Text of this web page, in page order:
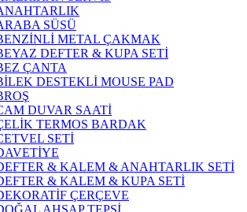
SÜSÜ
METAL ÇAKMAK
DEFTER & KUPA SETİ
ÇANTA
DESTEKLİ MOUSE PAD
DUVAR SAATİ
TERMOS BARDAK
SETİ
& KALEM & ANAHTARLIK SETİ
& KALEM & KUPA SETİ
ÇERÇEVE